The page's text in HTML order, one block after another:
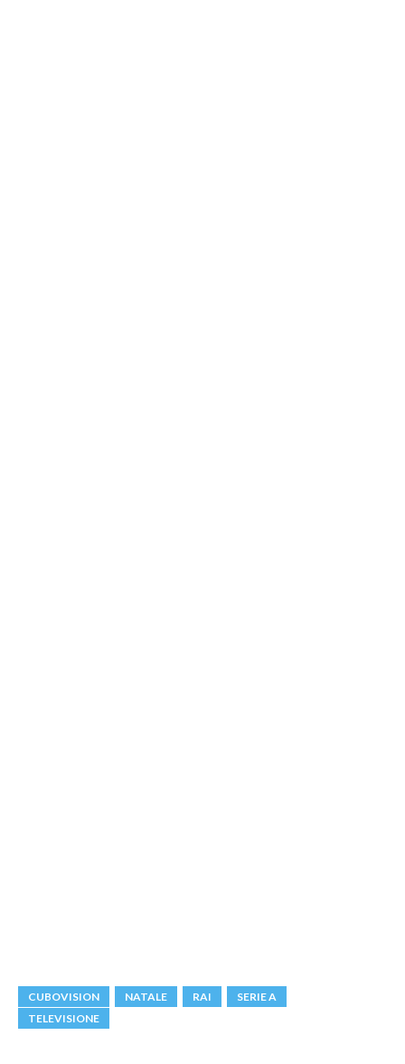
CUBOVISION NATALE RAI
SERIE A
TELEVISIONE